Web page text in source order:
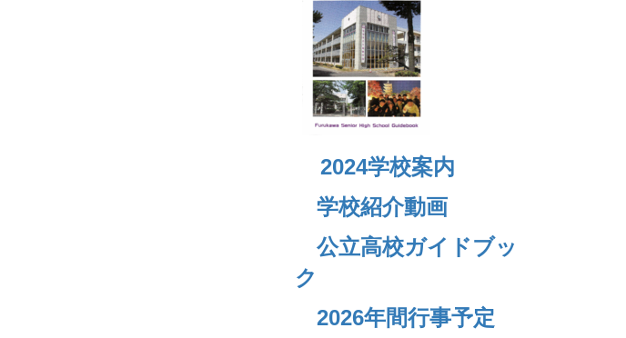
2024学校案内
学校紹介動画
公立高校ガイドブッ
ク
2026年間行事予定